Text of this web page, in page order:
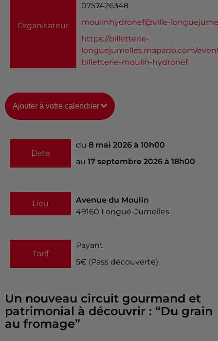
Organisateur
0757426348
moulinhydronef@ville-
https://billetterie-
longuejumelles.mapado.com/
billetterie-moulin-hydronef
Ajouter à votre calendrier
Date
du 8 mai 2026 à 10h00
au 17 septembre 2026 à 18h00
Lieu
Avenue du Moulin
49160 Longué-Jumelles
Tarif
Payant
5€ (Pass découverte)
Un nouveau circuit gourmand et
patrimonial à découvrir : “Du grain
au fromage”